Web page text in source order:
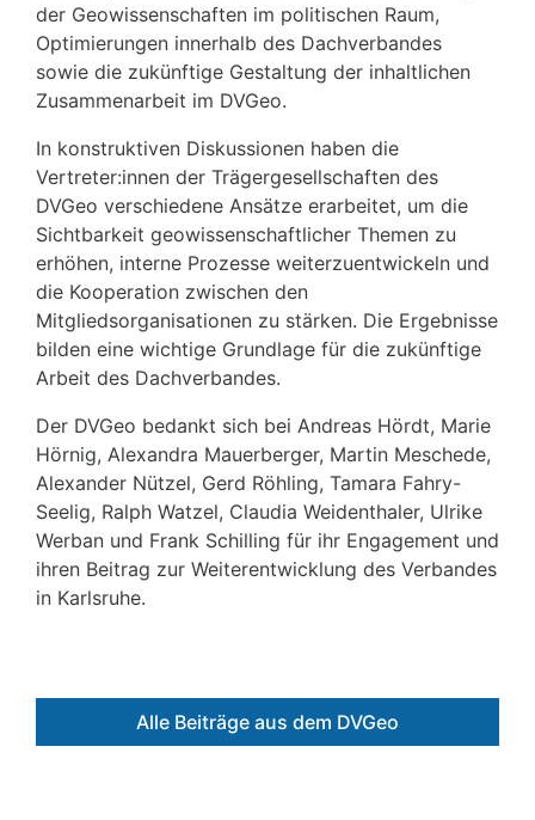
der Geowissenschaften im politischen Raum,
Optimierungen innerhalb des Dachverbandes
sowie die zukünftige Gestaltung der inhaltlichen
Zusammenarbeit im DVGeo.
In konstruktiven Diskussionen haben die
Vertreter:innen der Trägergesellschaften des
DVGeo verschiedene Ansätze erarbeitet, um die
Sichtbarkeit geowissenschaftlicher Themen zu
erhöhen, interne Prozesse weiterzuentwickeln und
die Kooperation zwischen den
Mitgliedsorganisationen zu stärken. Die Ergebnisse
bilden eine wichtige Grundlage für die zukünftige
Arbeit des Dachverbandes.
Der DVGeo bedankt sich bei Andreas Hördt, Marie
Hörnig, Alexandra Mauerberger, Martin Meschede,
Alexander Nützel, Gerd Röhling, Tamara Fahry-
Seelig, Ralph Watzel, Claudia Weidenthaler, Ulrike
Werban und Frank Schilling für ihr Engagement und
ihren Beitrag zur Weiterentwicklung des Verbandes
in Karlsruhe.
Alle Beiträge aus dem DVGeo